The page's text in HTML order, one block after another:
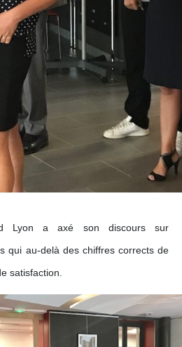
Lyon a axé son discours sur
qui au-delà des chiffres corrects de
satisfaction.